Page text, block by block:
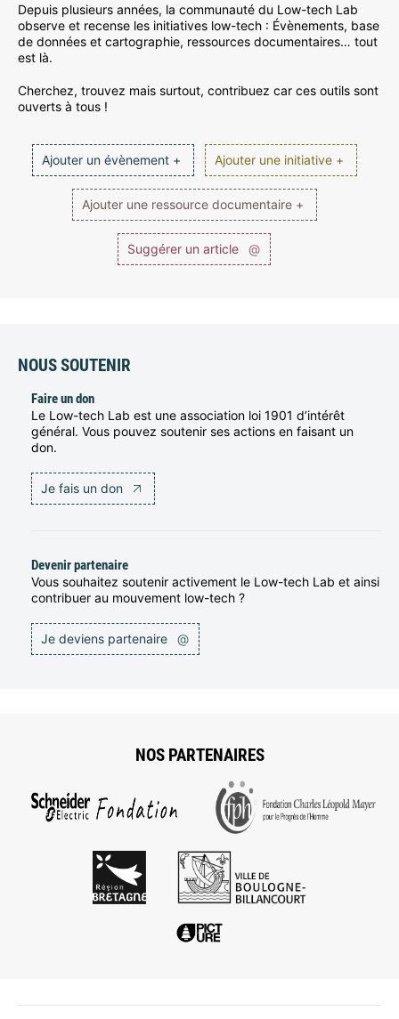
Depuis plusieurs années, la communauté du Low-tech Lab
observe et recense les initiatives low-tech : Évènements, base
de données et cartographie, ressources documentaires… tout
est là.
Cherchez, trouvez mais surtout, contribuez car ces outils sont
ouverts à tous !
Ajouter un évènement + Ajouter une initiative +
Ajouter une ressource documentaire +
Suggérer un article @
NOUS SOUTENIR
Faire un don
Le Low-tech Lab est une association loi 1901 d’intérêt
général. Vous pouvez soutenir ses actions en faisant un
don.
Je fais un don
Devenir partenaire
Vous souhaitez soutenir activement le Low-tech Lab et ainsi
contribuer au mouvement low-tech ?
Je deviens partenaire @
NOS PARTENAIRES